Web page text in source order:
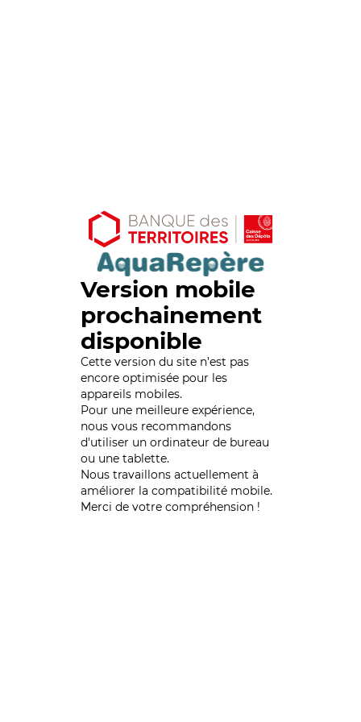
Version mobile
prochainement
disponible
Cette version du site n’est pas
encore optimisée pour les
appareils mobiles.
Pour une meilleure expérience,
nous vous recommandons
d'utiliser un ordinateur de bureau
ou une tablette.
Nous travaillons actuellement à
améliorer la compatibilité mobile.
Merci de votre compréhension !